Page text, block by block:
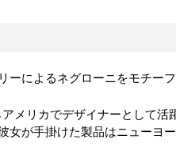
によるネグローニをモチーフ
メリカでデザイナーとして活
女が手掛けた製品はニューヨ